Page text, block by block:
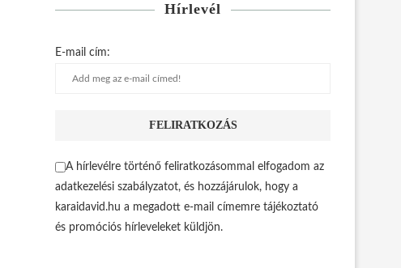
Hírlevél
E-mail cím:
A hírlevélre történő feliratkozásommal elfogadom az
adatkezelési szabályzatot, és hozzájárulok, hogy a
karaidavid.hu a megadott e-mail címemre tájékoztató
és promóciós hírleveleket küldjön.